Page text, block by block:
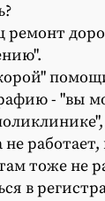
ремонт
- "вы
тоже не
в